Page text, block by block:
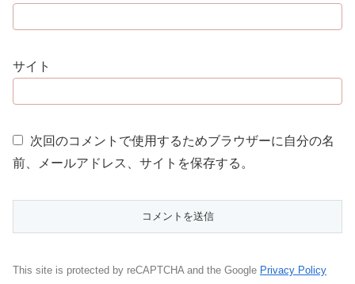
サイト
次回のコメントで使用するためブラウザーに自分の名
前、メールアドレス、サイトを保存する。
This site is protected by reCAPTCHA and the Google Privacy Policy